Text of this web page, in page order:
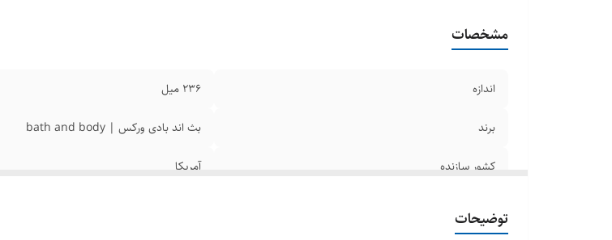
مشخصات
اندازه ۲۳۶ میل
برند بث اند بادی ورکس | bath and body
کشور سازنده آمریکا
توضیحات